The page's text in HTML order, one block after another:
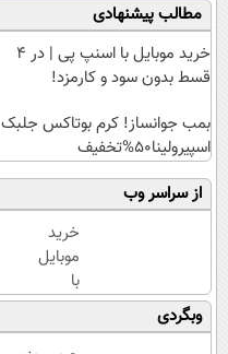
مطالب پیشنهادی
خرید موبایل با اسنپ پی | در ۴
قسط بدون سود و کارمزد!
بمب جوانساز! کرم بوتاکس جلبک
اسپیرولینا50%تخفیف
از سراسر وب
خرید
موبایل
با
اسنپ
پی | در
وبگردی